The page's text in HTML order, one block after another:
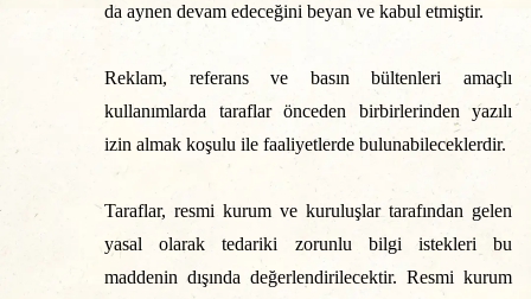
da aynen devam edeceğini beyan ve kabul etmiştir.
Reklam, referans ve basın bültenleri amaçlı
kullanımlarda taraflar önceden birbirlerinden yazılı
izin almak koşulu ile faaliyetlerde bulunabileceklerdir.
Taraflar, resmi kurum ve kuruluşlar tarafından gelen
yasal olarak tedariki zorunlu bilgi istekleri bu
maddenin dışında değerlendirilecektir. Resmi kurum